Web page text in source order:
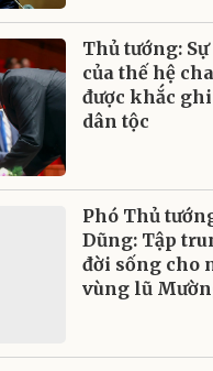
Thủ tướng:
của thế hệ
được khắc
dân tộc
Phó Thủ
Dũng: Tập
đời sống cho
vùng lũ